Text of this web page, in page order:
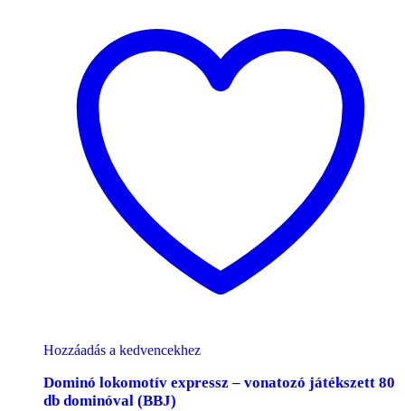
Hozzáadás a kedvencekhez
Dominó lokomotív expressz – vonatozó játékszett 80
db dominóval (BBJ)